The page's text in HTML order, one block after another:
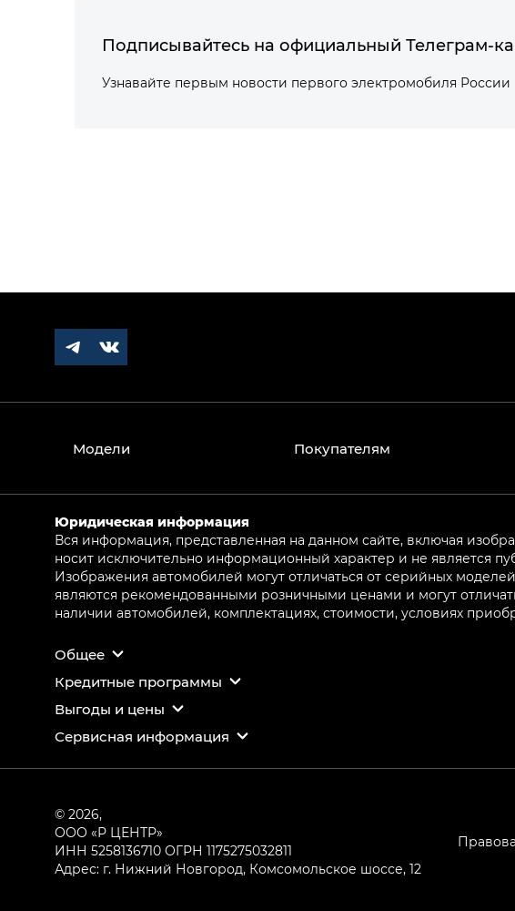
Подписывайтесь на официальный Телеграм-
Узнавайте первым новости первого электромобиля России
Модели Покупателям
Юридическая информация
Вся информация, представленная на данном сайте, включая
носит исключительно информационный характер и не является
Изображения автомобилей могут отличаться от серийных
являются рекомендованными розничными ценами и могут
наличии автомобилей, комплектациях, стоимости, условиях
Общее
Кредитные программы
Выгоды и цены
Сервисная информация
© 2026,
ООО «Р ЦЕНТР»
ИНН 5258136710 ОГРН 1175275032811
Адрес: г. Нижний Новгород, Комсомольское шоссе, 12